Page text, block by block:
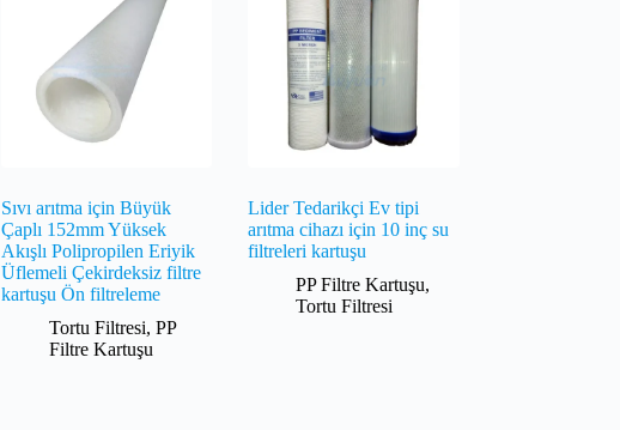
Sıvı arıtma için Büyük
Çaplı 152mm Yüksek
Akışlı Polipropilen Eriyik
Üflemeli Çekirdeksiz filtre
kartuşu Ön filtreleme
Tortu Filtresi,PP
Filtre Kartuşu
Lider Tedarikçi Ev tipi
arıtma cihazı için 10 inç su
filtreleri kartuşu
PP Filtre Kartuşu,
Tortu Filtresi